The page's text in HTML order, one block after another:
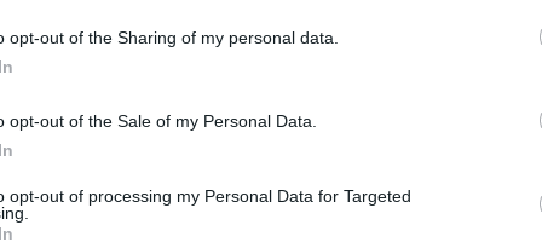
opt-out of the Sharing of my personal data.
opt-out of the Sale of my Personal Data.
opt-out of processing my Personal Data for Targeted
į
ir
00:00:40
Dronai Vokietijoje kelia vis daugiau